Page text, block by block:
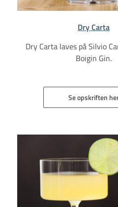
Dry Carta
Dry Carta laves på Silvio
Boigin Gin.
Se opskriften